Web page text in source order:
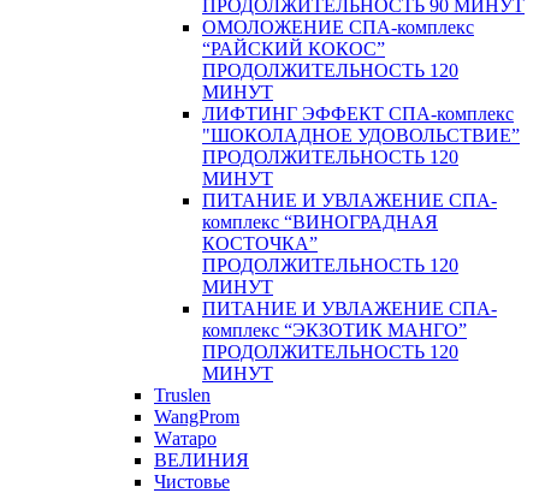
ПРОДОЛЖИТЕЛЬНОСТЬ 90 МИНУТ
ОМОЛОЖЕНИЕ СПА-комплекс
“РАЙСКИЙ КОКОС”
ПРОДОЛЖИТЕЛЬНОСТЬ 120
МИНУТ
ЛИФТИНГ ЭФФЕКТ СПА-комплекс
"ШОКОЛАДНОЕ УДОВОЛЬСТВИЕ”
ПРОДОЛЖИТЕЛЬНОСТЬ 120
МИНУТ
ПИТАНИЕ И УВЛАЖЕНИЕ СПА-
комплекс “ВИНОГРАДНАЯ
КОСТОЧКА”
ПРОДОЛЖИТЕЛЬНОСТЬ 120
МИНУТ
ПИТАНИЕ И УВЛАЖЕНИЕ СПА-
комплекс “ЭКЗОТИК МАНГО”
ПРОДОЛЖИТЕЛЬНОСТЬ 120
МИНУТ
Truslen
WangProm
Wатаро
ВЕЛИНИЯ
Чистовье